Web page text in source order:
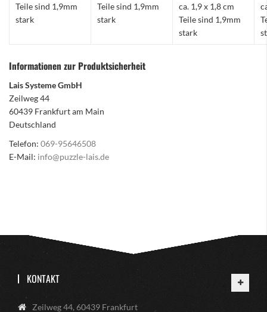
Teile sind 1,9mm
stark
Teile sind 1,9mm
stark
ca. 1,9 x 1,8 cm
Teile sind 1,9mm
stark
Informationen zur Produktsicherheit
Lais Systeme GmbH
Zeilweg 44
60439 Frankfurt am Main
Deutschland
Telefon: 069-95646508
E-Mail: info@puzzle-lais.de
KONTAKT
Zeilweg 44, 60439 Frankfurt